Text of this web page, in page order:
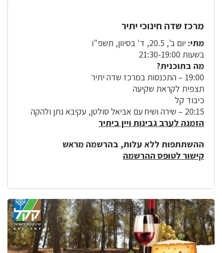
מרכז שדה חינוכי יתיר
מתי: יום ב', 20.5, ד' בסיוון, תשפ"ו
בשעות 21:30-19:00
מה בתוכנית?
19:00 – התכנסות במרכז שדה יתיר
תצפית לקראת שקיעה
כיבוד קל
20:15 – שירה ושיח עם אביאל סולטן, עקיבא נתן ולהקה
הזמנה לערב גבינות ויין ביתיר
ההשתתפות ללא עלות, בהרשמה מראש
קישור לטופס ההרשמה